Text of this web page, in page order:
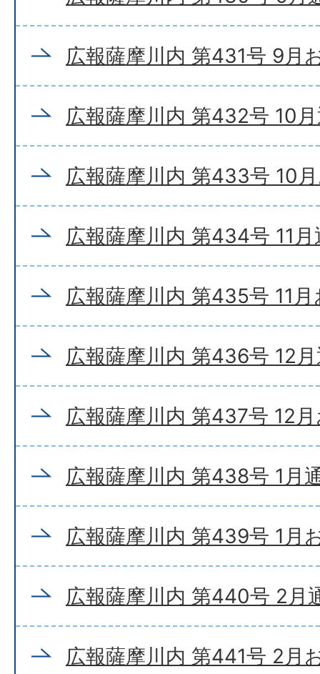
広報薩摩川内 第431号 9月
広報薩摩川内 第432号 10
広報薩摩川内 第433号 10
広報薩摩川内 第434号 11月
広報薩摩川内 第435号 11
広報薩摩川内 第436号 12
広報薩摩川内 第437号 12
広報薩摩川内 第438号 1月
広報薩摩川内 第439号 1月
広報薩摩川内 第440号 2月
広報薩摩川内 第441号 2月